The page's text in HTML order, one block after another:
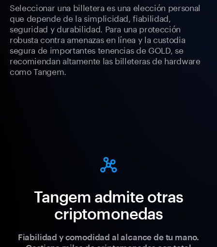
Seleccionar una billetera es una elección personal
que depende de la simplicidad, fiabilidad,
seguridad y durabilidad. Para una protección
robusta contra amenazas en línea y la custodia
segura de importantes tenencias de GOLD, se
recomiendan altamente las billeteras de hardware
como Tangem.
Tangem admite otras
criptomonedas
Fiabilidad y comodidad al alcance de tu mano.